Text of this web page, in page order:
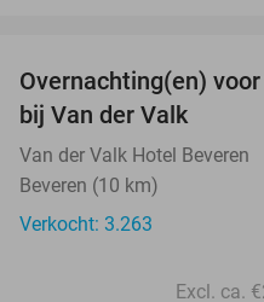
Overnachting(en)
bij Van der Valk
Van der Valk Hotel Beveren
Beveren (10 km)
Verkocht: 3.263
Excl. ca.